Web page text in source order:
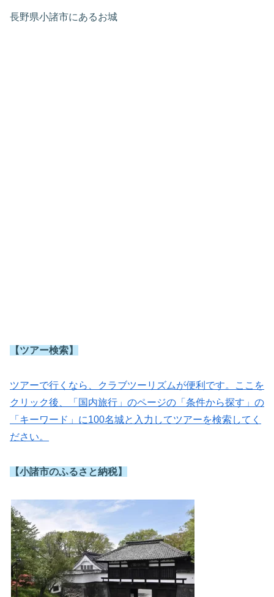
長野県小諸市にあるお城
【ツアー検索】
ツアーで行くなら、クラブツーリズムが便利です。ここを
クリック後、「国内旅行」のページの「条件から探す」の
「キーワード」に100名城と入力してツアーを検索してく
ださい。
【小諸市のふるさと納税】